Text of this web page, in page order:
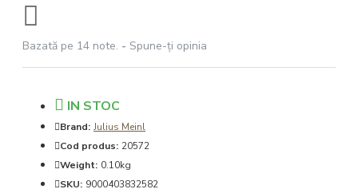
Bazată pe 14 note. - Spune-ţi opinia
IN STOC
Brand: Julius Meinl
Cod produs: 20572
Weight: 0.10kg
SKU: 9000403832582